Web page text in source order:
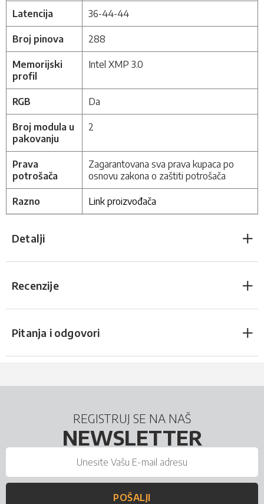
Latencija 36-44-44
Broj pinova 288
Memorijski
profil
Intel XMP 3.0
RGB Da
Broj modula u
pakovanju
2
Prava
potrošača
Zagarantovana sva prava kupaca po
osnovu zakona o zaštiti potrošača
Razno Link proizvođača
Detalji
Recenzije
Pitanja i odgovori
REGISTRUJ SE NA NAŠ
NEWSLETTER
POŠALJI